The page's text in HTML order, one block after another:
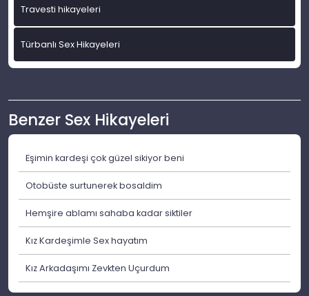
Travesti hikayeleri
Türbanlı Sex Hikayeleri
Benzer Sex Hikayeleri
Eşimin kardeşi çok güzel sikiyor beni
Otobüste surtunerek bosaldim
Hemşire ablamı sahaba kadar siktiler
Kız Kardeşimle Sex hayatım
Kız Arkadaşımı Zevkten Uçurdum